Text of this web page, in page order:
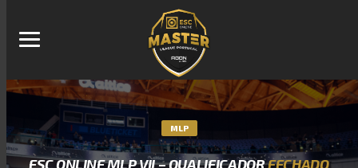
MLP
ESC ONLINE MLP VII – QUALIFICADORFECHADO